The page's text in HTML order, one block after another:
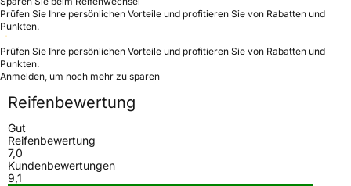
Prüfen Sie Ihre persönlichen Vorteile und profitieren Sie von Rabatten und
Punkten.
Prüfen Sie Ihre persönlichen Vorteile und profitieren Sie von Rabatten und
Punkten.
Anmelden, um noch mehr zu sparen
Reifenbewertung
Gut
Reifenbewertung
7,0
Kundenbewertungen
9,1